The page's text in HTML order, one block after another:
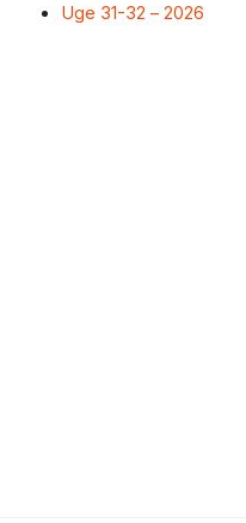
Uge 31-32 – 2026